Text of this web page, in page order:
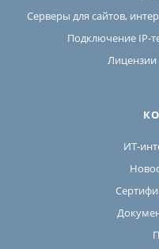
Серверы для сайтов,
Подключение IP-
Лицензии
ИТ-